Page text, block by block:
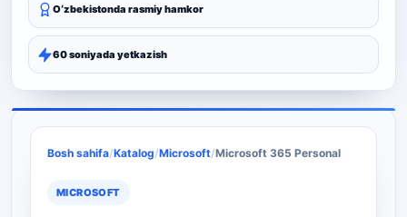
Oʻzbekistonda rasmiy hamkor
60 soniyada yetkazish
Bosh sahifa/Katalog/Microsoft/Microsoft 365 Personal
MICROSOFT